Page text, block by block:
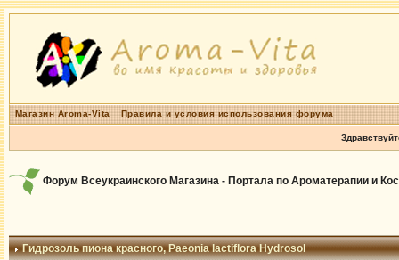
Магазин Aroma-Vita Правила и условия использования форума
Форум Всеукраинского Магазина - Портала по Ароматерапии и
Гидрозоль пиона красного, Paeonia lactiflora Hydrosol